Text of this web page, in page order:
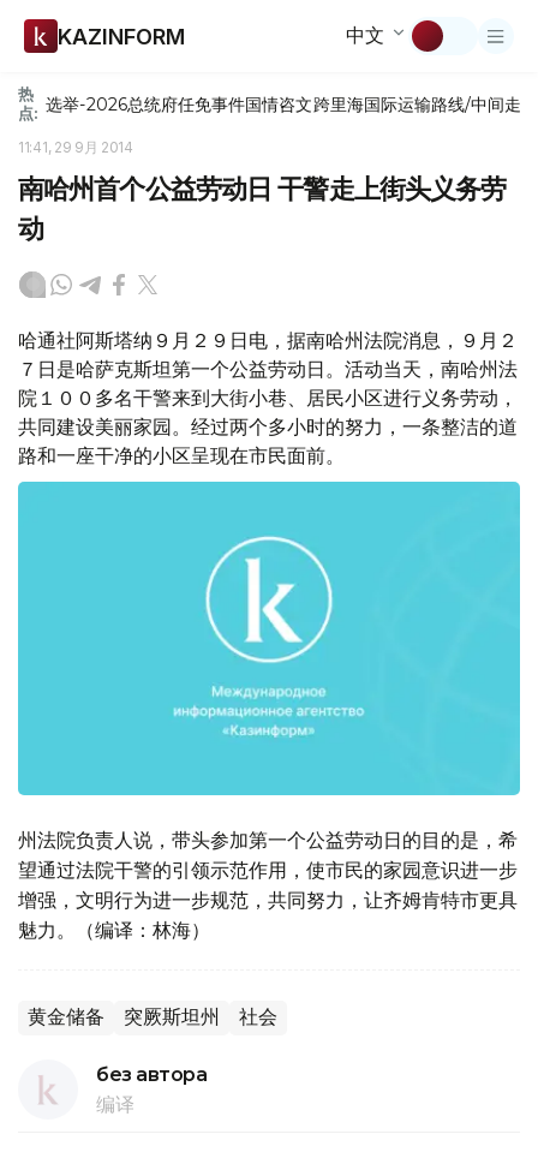
KAZINFORM 中文
热
点: 选举-2026总统府任免事件国情咨文跨里海国际运输路线/中间走廊
11:41, 29 9月 2014
南哈州首个公益劳动日 干警走上街头义务劳
动
哈通社阿斯塔纳９月２９日电，据南哈州法院消息，９月２
７日是哈萨克斯坦第一个公益劳动日。活动当天，南哈州法
院１００多名干警来到大街小巷、居民小区进行义务劳动，
共同建设美丽家园。经过两个多小时的努力，一条整洁的道
路和一座干净的小区呈现在市民面前。
州法院负责人说，带头参加第一个公益劳动日的目的是，希
望通过法院干警的引领示范作用，使市民的家园意识进一步
增强，文明行为进一步规范，共同努力，让齐姆肯特市更具
魅力。（编译：林海）
黄金储备 突厥斯坦州 社会
без автора
编译